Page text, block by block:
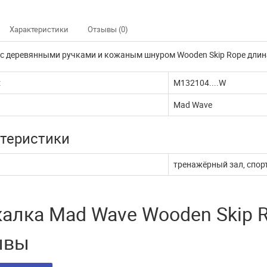
не доступны
Характеристики Отзывы (0)
деревянными ручками и кожаным шнуром Wooden Skip Rope
M132104....W
Mad Wave
тренажёрный зал,
Mad Wave Wooden